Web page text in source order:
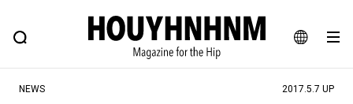
JA
EN
FEATURE BLOG SNAP
ヒップなファッション、カルチャー、ライフスタイルWEBマガジン
NEWS 2017.5.7 UP